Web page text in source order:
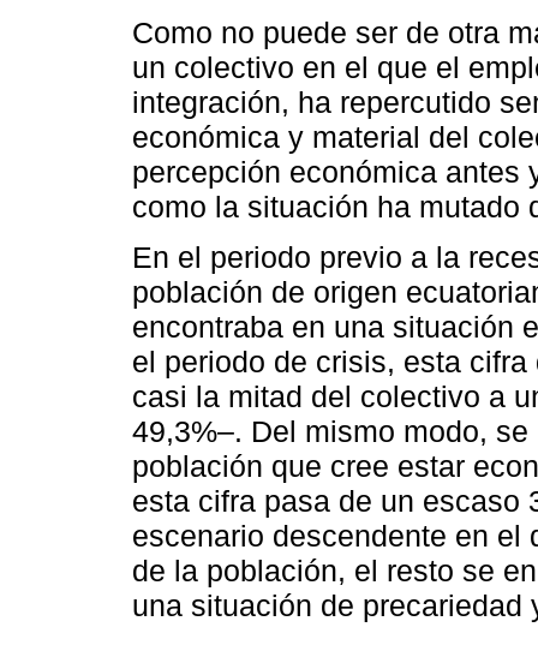
Como no puede ser de otra
un colectivo en el que el
integración, ha repercutido
económica y material del
percepción económica antes
como la situación ha mutado
En el periodo previo a la
población de origen
encontraba en una situación
el periodo de crisis, esta
casi la mitad del colectivo a
49,3%–. Del mismo modo,
población que cree estar
esta cifra pasa de un escaso
escenario descendente en el
de la población, el resto se
una situación de precariedad